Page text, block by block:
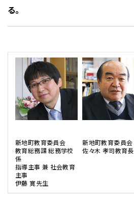
る。
新地町教育委員会
教育総務課 総務学校
係
指導主事 兼 社会教育
主事
伊藤 寛先生
新地町教育委員会
佐々木 孝司教育長